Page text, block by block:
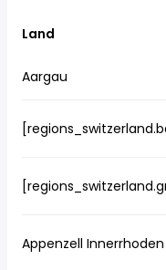
Land
Aargau
Appenzell Innerrhoden